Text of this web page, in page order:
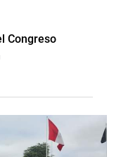
Congreso